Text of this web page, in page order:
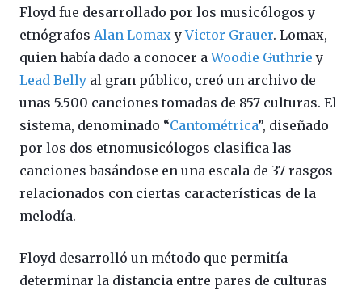
Floyd fue desarrollado por los musicólogos y
etnógrafos Alan LomaxyVictor Grauer. Lomax,
quien había dado a conocer aWoodie Guthrie y
Lead Belly al gran público, creó un archivo de
unas 5.500 canciones tomadas de 857 culturas. El
sistema, denominado “Cantométrica”, diseñado
por los dos etnomusicólogos clasifica las
canciones basándose en una escala de 37 rasgos
relacionados con ciertas características de la
melodía.
Floyd desarrolló un método que permitía
determinar la distancia entre pares de culturas